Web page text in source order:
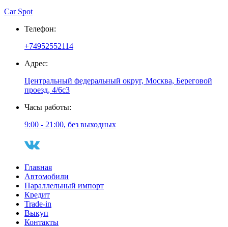
Car Spot
Телефон:
+74952552114
Адрес:
Центральный федеральный округ, Москва, Береговой
проезд, 4/6с3
Часы работы:
9:00 - 21:00, без выходных
Главная
Автомобили
Параллельный импорт
Кредит
Trade-in
Выкуп
Контакты